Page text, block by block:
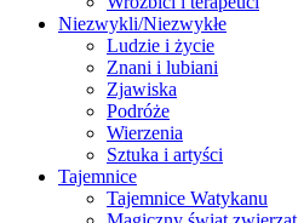
Niezwykli/Niezwykłe
Ludzie i życie
Znani i lubiani
Zjawiska
Podróże
Wierzenia
Sztuka i artyści
Tajemnice
Tajemnice Watykanu